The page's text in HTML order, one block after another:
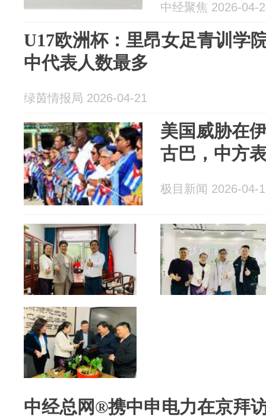
中经聚焦 2026-04-
U17欧洲杯：里昂女足青训学
中代表人数最多
绿茵情报局 2026-04-21
美国威胁在
古巴，中方
极目新闻 2026-04-
中经总网®携中申电力在京拜